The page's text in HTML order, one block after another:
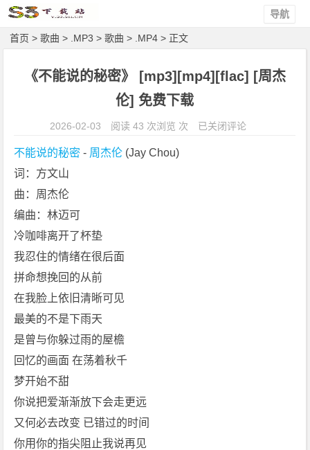
导航
首页 >歌曲 > .MP3 >歌曲 > .MP4 > 正文
《不能说的秘密》 [mp3][mp4][flac] [周杰
伦] 免费下载
2026-02-03 阅读 43 次浏览 次
《不
已关闭评论
不能说的秘密 - 周杰伦 (Jay Chou)
词：方文山
曲：周杰伦
编曲：林迈可
冷咖啡离开了杯垫
我忍住的情绪在很后面
拼命想挽回的从前
在我脸上依旧清晰可见
最美的不是下雨天
是曾与你躲过雨的屋檐
回忆的画面 在荡着秋千
梦开始不甜
你说把爱渐渐放下会走更远
又何必去改变 已错过的时间
你用你的指尖阻止我说再见